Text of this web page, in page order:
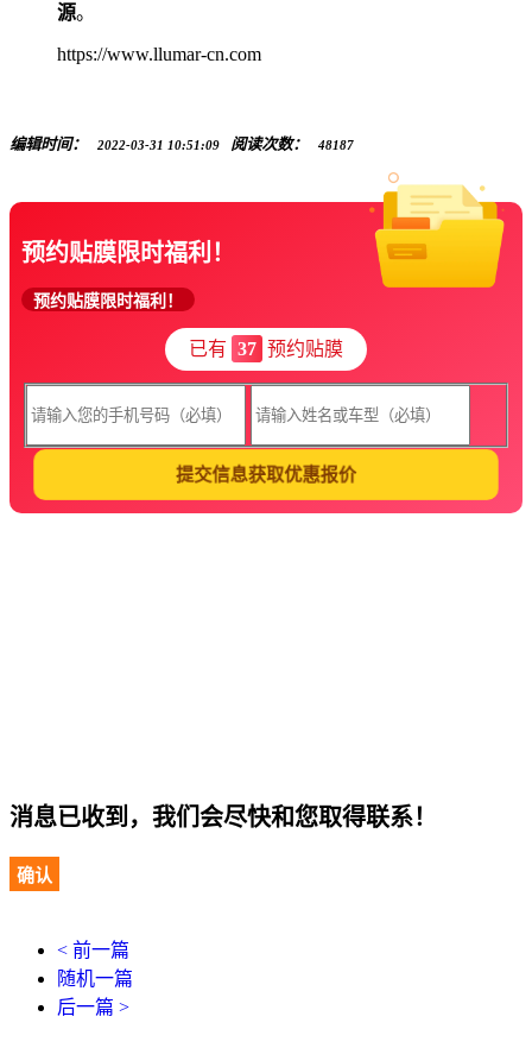
源。
https://www.llumar-cn.com
编辑时间： 2022-03-31 10:51:09 阅读次数： 48187
预约贴膜限时福利！
预约贴膜限时福利！
已有 37 预约贴膜
提交信息获取优惠报价
消息已收到，我们会尽快和您取得联系！
确认
< 前一篇
随机一篇
后一篇 >